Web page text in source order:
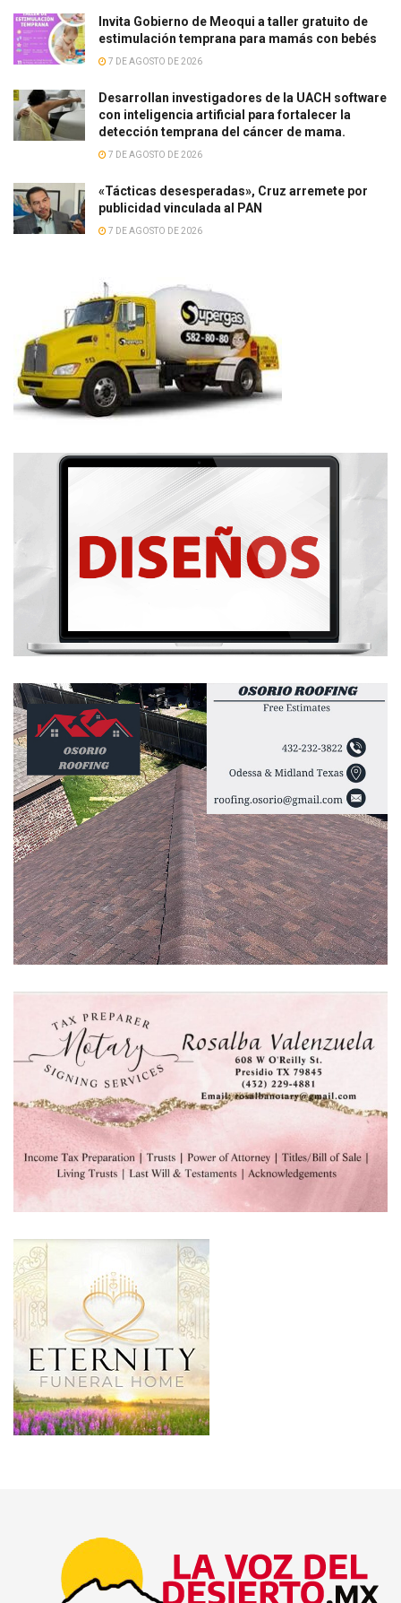
Invita Gobierno de Meoqui a taller gratuito de
estimulación temprana para mamás con bebés
7 DE AGOSTO DE 2026
Desarrollan investigadores de la UACH software
con inteligencia artificial para fortalecer la
detección temprana del cáncer de mama.
7 DE AGOSTO DE 2026
«Tácticas desesperadas», Cruz arremete por
publicidad vinculada al PAN
7 DE AGOSTO DE 2026